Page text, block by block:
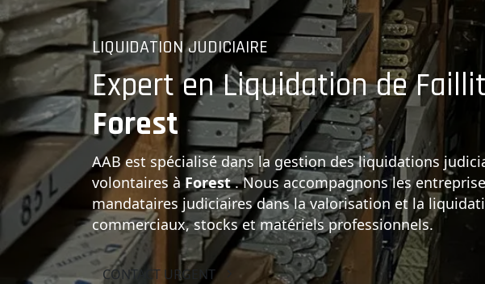
LIQUIDATION JUDICIAIRE
Expert en Liquidation de
Forest
AAB est spécialisé dans la gestion des liquidations
volontaires à Forest. Nous accompagnons les
mandataires judiciaires dans la valorisation et la
commerciaux, stocks et matériels professionnels.
CONTACT URGENT
SOLUTIONS PROFESSIONNELLES
Gestion
des Faillites
Notre équipe expérimentée prend en charge l'intégralité
liquidation : inventaire des actifs, estimation, vente aux
déstockage et débarras final des locaux commerciaux.